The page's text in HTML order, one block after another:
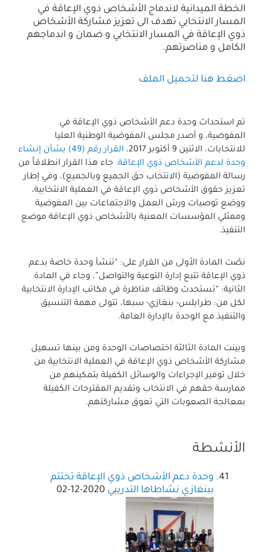
الخطة الميدانية لاندماج الأشخاص ذوي الإعاقة في
المسار الانتخابي تهدف الى تعزيز مشاركة الأشخاص
ذوي الإعاقة في المسار الانتخابي و ضمان و اندماجهم
الكامل و مناصرتهم.
اضغط هنا لتحميل الملف
تم استحداث وحدة دعم الأشخاص ذوي الإعاقة في
المفوضية، و أصدر مجلس المفوضية الوطنية العليا
للانتخابات، الاثنين 9 أكتوبر 2017،
القرار رقم (49) بشأن إنشاء
وحدة لدعم الأشخاص ذوي الإعاقة. جاء هذا القرار انطلاقاً من
رسالة المفوضية (الانتخاب حق الجميع وبالجميع)، وفي إطار
تعزيز حقوق الأشخاص ذوي الإعاقة في العملية الانتخابية،
ووضع توصيات ورش العمل والاجتماعات بين المفوضية
وممثلي المؤسسات المعنية بالأشخاص ذوي الإعاقة موضع
التنفيذ.
نصّت المادة الأولى من القرار على: “تنشأ وحدة خاصة بدعم
ذوي الإعاقة تتبع إدارة التوعية والتواصل”، وجاء في المادة
الثانية: “تستحدث وظائف مناظرة في مكاتب الإدارة الانتخابية
لكل من: طرابلس- بنغازي- سبها، تتولى مهمة التنسيق
والتنفيذ مع الوحدة بالإدارة العامة.
وبينت المادة الثالثة اختصاصات الوحدة ومن بينها تسهيل
مشاركة الأشخاص ذوي الإعاقة في العملية الانتخابية من
خلال توفير الإجراءات والوسائل الكفيلة بتمكينهم من
ممارسة حقهم في الانتخاب وتقديم المقترحات الكفيلة
بمعالجة الصعوبات التي تعوق مشاركتهم.
الأنشطة
وحدة دعم الأشخاص ذوي الإعاقة تختتم
ببنغازي نشاطاها التدريبي